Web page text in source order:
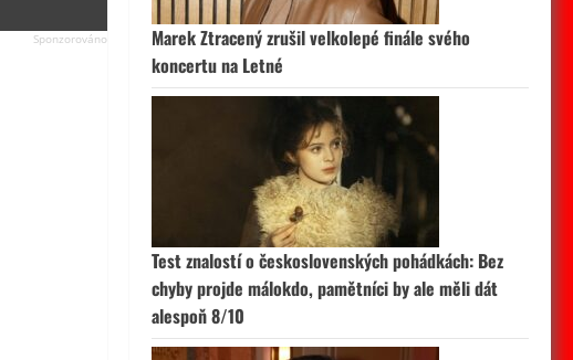
Marek Ztracený zrušil velkolepé finále svého
koncertu na Letné
Test znalostí o československých pohádkách: Bez
chyby projde málokdo, pamětníci by ale měli dát
alespoň 8/10